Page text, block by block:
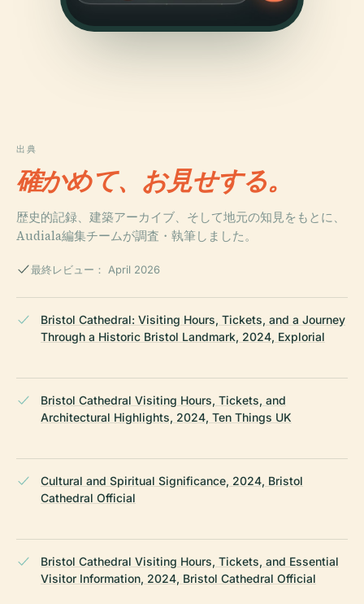
出典
確かめて、お見せする。
歴史的記録、建築アーカイブ、そして地元の知見をもとに、
Audiala編集チームが調査・執筆しました。
最終レビュー： April 2026
Bristol Cathedral: Visiting Hours, Tickets, and a Journey
Through a Historic Bristol Landmark, 2024, Explorial
Bristol Cathedral Visiting Hours, Tickets, and
Architectural Highlights, 2024, Ten Things UK
Cultural and Spiritual Significance, 2024, Bristol
Cathedral Official
Bristol Cathedral Visiting Hours, Tickets, and Essential
Visitor Information, 2024, Bristol Cathedral Official